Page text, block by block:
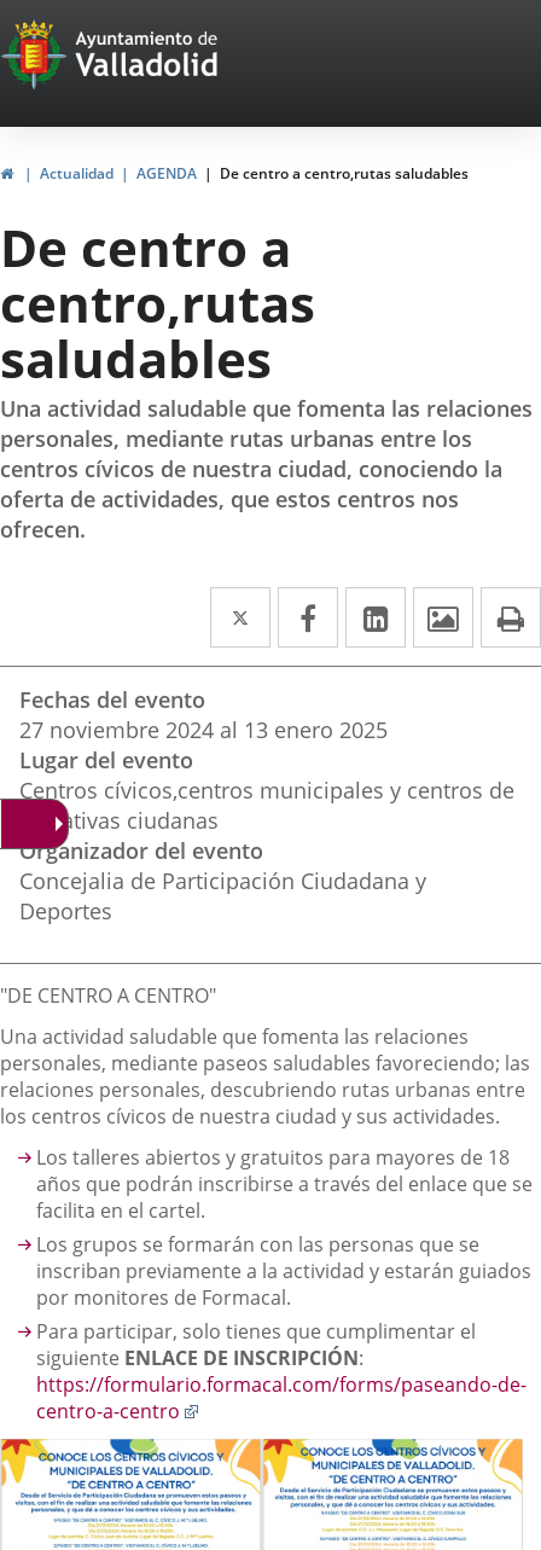
Portal
Web
del
Ayuntamiento
de
Valladolid
HomeActualidad AGENDA De centro a centro,rutas saludables
De centro a
centro,rutas
saludables
Una actividad saludable que fomenta las relaciones
personales, mediante rutas urbanas entre los
centros cívicos de nuestra ciudad, conociendo la
oferta de actividades, que estos centros nos
ofrecen.
Twitter
Enlace
a
aplicación
externa.
Facebook
Enlace
a
aplicación
externa.
Linkedin
Enlace
a
aplicación
del
evento
Fechas del evento
27 noviembre 2024 al 13 enero 2025
Lugar del evento
Centros cívicos,centros municipales y centros de
iniciativas ciudanas
Organizador del evento
Concejalia de Participación Ciudadana y
Deportes
Descripción
"DE CENTRO A CENTRO"
Una actividad saludable que fomenta las relaciones
personales, mediante paseos saludables favoreciendo; las
relaciones personales, descubriendo rutas urbanas entre
los centros cívicos de nuestra ciudad y sus actividades.
Los talleres abiertos y gratuitos para mayores de 18
años que podrán inscribirse a través del enlace que se
facilita en el cartel.
Los grupos se formarán con las personas que se
inscriban previamente a la actividad y estarán guiados
por monitores de Formacal.
Para participar, solo tienes que cumplimentar el
siguiente ENLACE DE INSCRIPCIÓN:
https://formulario.formacal.com/forms/paseando-de-
centro-a-centro
una
aplicación
externa.